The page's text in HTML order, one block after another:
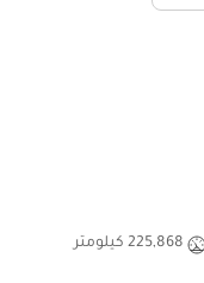
225,868 كيلومتر